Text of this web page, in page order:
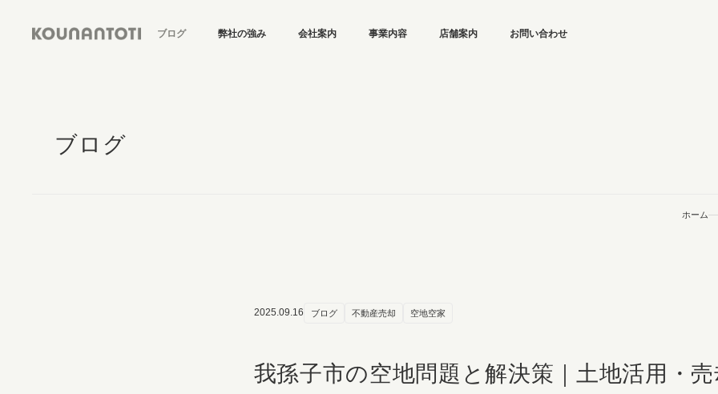
ブログ 弊社の強み 会社案内 事業内容 店舗案内 お問い合わせ
ブログ
ホーム
2025.09.16 ブログ 不動産売却 空地空家
我孫子市の空地問題と解決策｜土地活用・